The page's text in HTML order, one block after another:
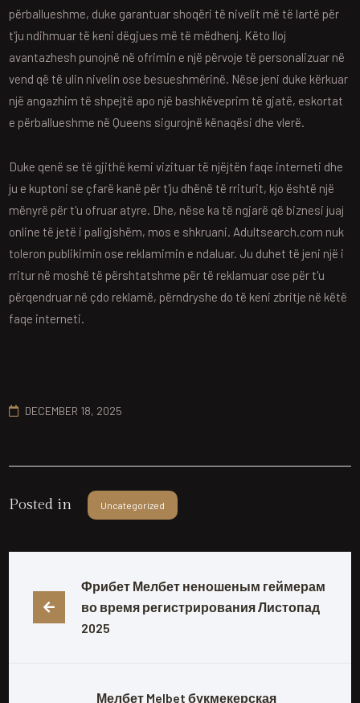
përballueshme, duke garantuar shoqëri të nivelit më të lartë për
t'ju ndihmuar të keni dëgjues më të mëdhenj. Këto lloj
avantazhesh punojnë në ofrimin e një përvoje të personalizuar në
vend që të ulin nivelin ose besueshmërinë. Nëse jeni duke kërkuar
një angazhim të shpejtë apo një bashkëveprim të gjatë, eskortat
e përballueshme në Queens sigurojnë kënaqësi dhe vlerë.
Duke qenë se të gjithë kemi vizituar të njëjtën faqe interneti dhe
ju e kuptoni se çfarë kanë për t'ju dhënë të rriturit, kjo është një
mënyrë për t'u ofruar atyre. Dhe, nëse ka të ngjarë që biznesi juaj
online të jetë i paligjshëm, mos e shkruani. Adultsearch.com nuk
toleron publikimin ose reklamimin e ndaluar. Ju duhet të jeni një i
rritur në moshë të përshtatshme për të reklamuar ose për t'u
përqendruar në çdo reklamë, përndryshe do të keni zbritje në këtë
faqe interneti.
DECEMBER 18, 2025
Posted in Uncategorized
Фрибет Мелбет неношеным геймерам
во время регистрирования Листопад
2025
Мелбет Melbet букмекерская